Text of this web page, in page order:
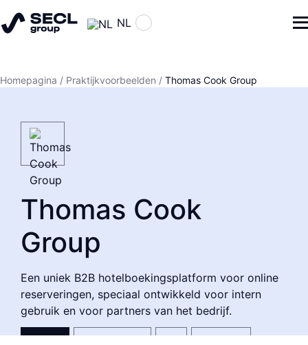
NL
Homepagina / Praktijkvoorbeelden / Thomas Cook Group
Thomas Cook
Group
Een uniek B2B hotelboekingsplatform voor online
reserveringen, speciaal ontwikkeld voor intern
gebruik en voor partners van het bedrijf.